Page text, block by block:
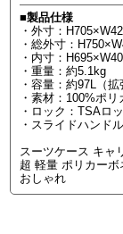
■製品仕様
・外寸：
・総外寸：
・内寸：
・重量：約5.1kg
・容量：約97L（拡
・素材：100%ポリ
・ロック：TSAロ
・スライドハンド
スーツケース キャ
超 軽量 ポリカー
おしゃれ